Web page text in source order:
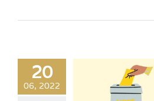
20
06, 2022